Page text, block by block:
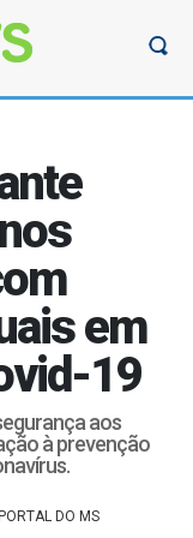
em
19
aos
à prevenção
| PORTAL DO MS